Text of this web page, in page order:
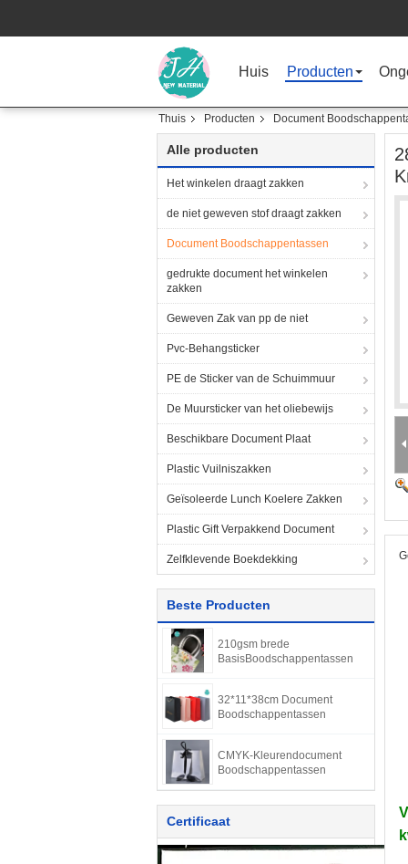
Huis Producten
Thuis Producten Document
Alle producten
Het winkelen draagt zakken
de niet geweven stof draagt zakken
Document Boodschappentassen
gedrukte document het winkelen
zakken
Geweven Zak van pp de niet
Pvc-Behangsticker
PE de Sticker van de Schuimmuur
De Muursticker van het oliebewijs
Beschikbare Document Plaat
Plastic Vuilniszakken
Geïsoleerde Lunch Koelere Zakken
Plastic Gift Verpakkend Document
Zelfklevende Boekdekking
Beste Producten
210gsm brede
BasisBoodschappentassen
32*11*38cm Document
Boodschappentassen
CMYK-Kleurendocument
Boodschappentassen
Certificaat